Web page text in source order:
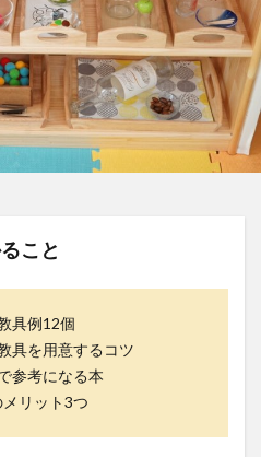
こと
具例12個
を用意するコツ
参考になる本
リット3つ